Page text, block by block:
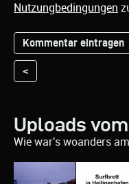
Nutzungbedingungen
<
Uploads
Wie war's woanders